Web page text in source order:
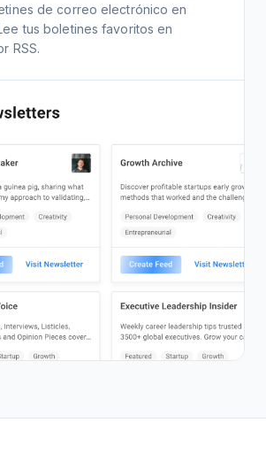
de correo electrónico en
tus boletines favoritos en
RSS.